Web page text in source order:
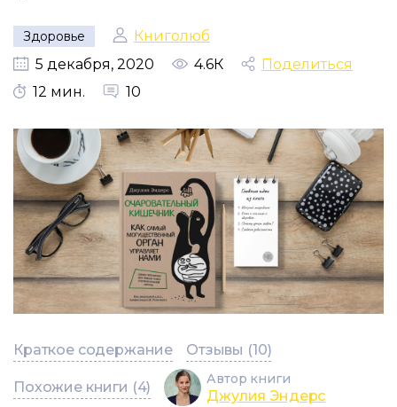
Здоровье
Книголюб
5 декабря, 2020
4.6К
Поделиться
12 мин.
10
Краткое содержание Отзывы (10)
Похожие книги (4) Автор книги
Джулия Эндерс